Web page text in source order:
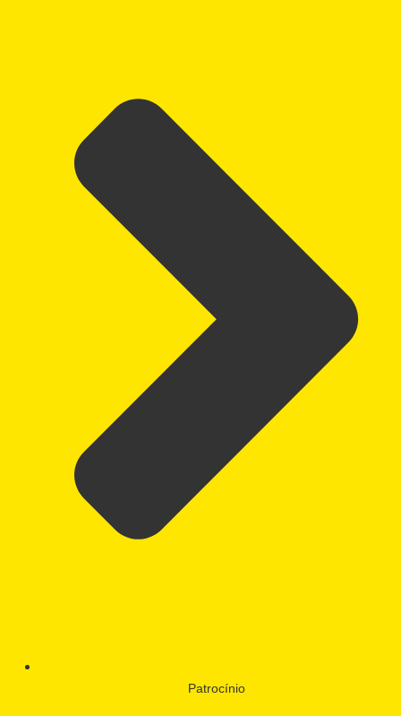
Patrocínio